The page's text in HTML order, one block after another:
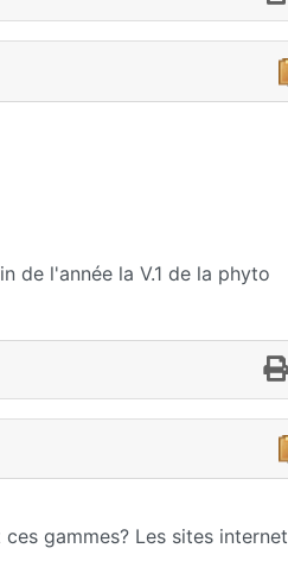
de l'année la V.1 de la phyto
gammes? Les sites internet